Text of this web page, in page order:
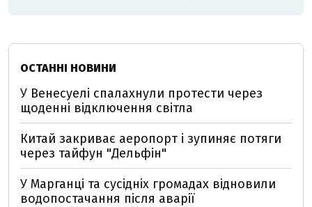
ОСТАННІ НОВИНИ
У Венесуелі спалахнули протести через
щоденні відключення світла
Китай закриває аеропорт і зупиняє потяги
через тайфун "Дельфін"
У Марганці та сусідніх громадах відновили
водопостачання після аварії